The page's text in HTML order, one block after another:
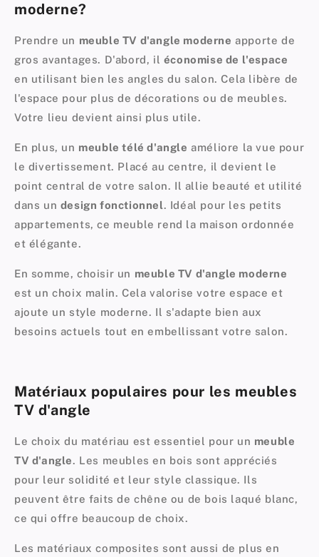
moderne?
Prendre un meuble TV d'angle moderne apporte de
gros avantages. D'abord, il économise de l'espace
en utilisant bien les angles du salon. Cela libère de
l'espace pour plus de décorations ou de meubles.
Votre lieu devient ainsi plus utile.
En plus, un meuble télé d'angle améliore la vue pour
le divertissement. Placé au centre, il devient le
point central de votre salon. Il allie beauté et utilité
dans un design fonctionnel. Idéal pour les petits
appartements, ce meuble rend la maison ordonnée
et élégante.
En somme, choisir un meuble TV d'angle moderne
est un choix malin. Cela valorise votre espace et
ajoute un style moderne. Il s'adapte bien aux
besoins actuels tout en embellissant votre salon.
Matériaux populaires pour les meubles
TV d'angle
Le choix du matériau est essentiel pour un meuble
TV d'angle. Les meubles en bois sont appréciés
pour leur solidité et leur style classique. Ils
peuvent être faits de chêne ou de bois laqué blanc,
ce qui offre beaucoup de choix.
Les matériaux composites sont aussi de plus en